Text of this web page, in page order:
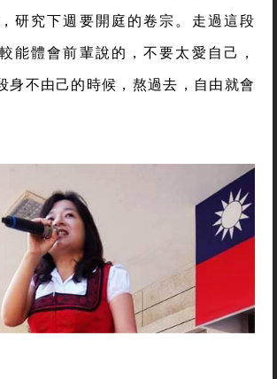
研究下週要開庭的卷宗。走過這段
能體會前輩說的，不要太愛自己，
身不由己的時候，熬過去，自由就會